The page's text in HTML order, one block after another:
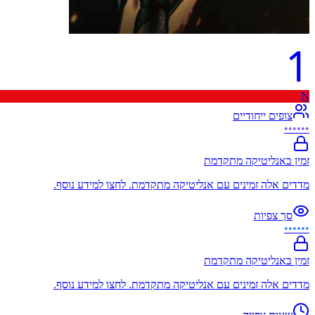
1
N
צופים ייחודיים
••••••
זמין באנליטיקה מתקדמת
מדדים אלה זמינים עם אנליטיקה מתקדמת. לחצו למידע נוסף.
סך צפיות
••••••
זמין באנליטיקה מתקדמת
מדדים אלה זמינים עם אנליטיקה מתקדמת. לחצו למידע נוסף.